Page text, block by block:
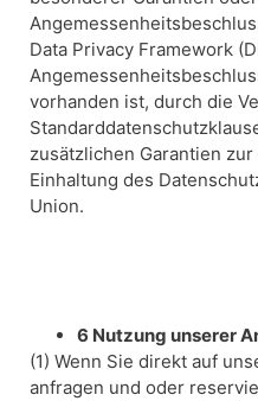
Data Privacy Framework
vorhanden ist, durch die
zusätzlichen Garantien
Einhaltung des
Union.
6 Nutzung unserer
(1) Wenn Sie direkt auf
anfragen und oder